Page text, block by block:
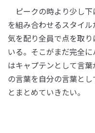
ピークの時より少し下
を組み合わせるスタイ
気を配り全員で点を取
いる。そこがまだ完全
はキャプテンとして言
の言葉を自分の言葉と
とまとめていきたい。